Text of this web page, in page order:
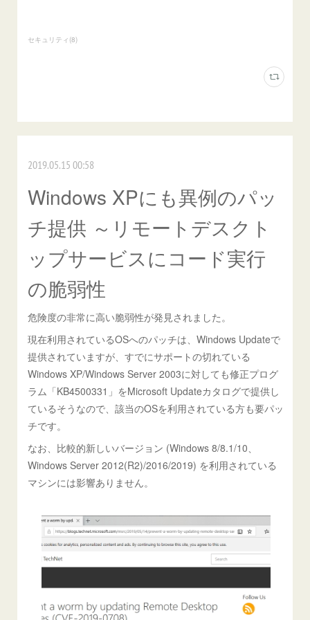
セキュリティ (8)
2019.05.15 00:58
Windows XPにも異例のパッ
チ提供 ～リモートデスクト
ップサービスにコード実行
の脆弱性
危険度の非常に高い脆弱性が発見されました。
現在利用されているOSへのパッチは、Windows Updateで
提供されていますが、すでにサポートの切れている
Windows XP/Windows Server 2003に対しても修正プログ
ラム「KB4500331」をMicrosoft Updateカタログで提供し
ているそうなので、該当のOSを利用されている方も要パッ
チです。
なお、比較的新しいバージョン (Windows 8/8.1/10、
Windows Server 2012(R2)/2016/2019) を利用されている
マシンには影響ありません。